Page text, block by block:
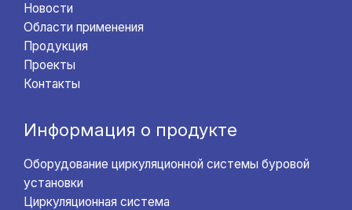
Новости
Области применения
Продукция
Проекты
Контакты
Информация о продукте
Оборудование циркуляционной системы буровой
установки
Циркуляционная система